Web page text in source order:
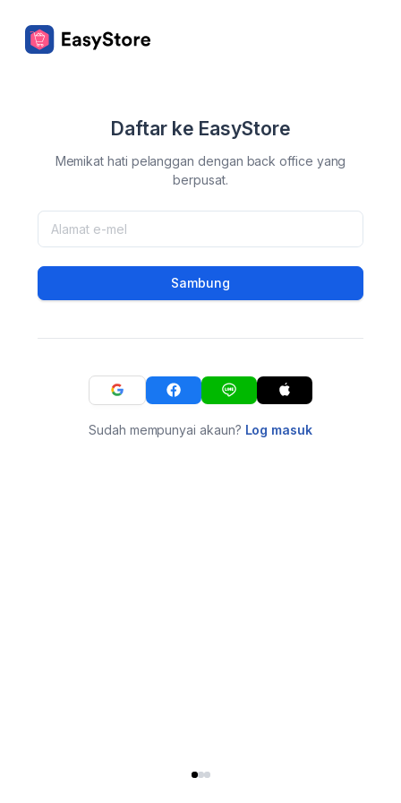
Daftar ke EasyStore
Memikat hati pelanggan dengan back office yang
berpusat.
Sambung
Sudah mempunyai akaun? Log masuk